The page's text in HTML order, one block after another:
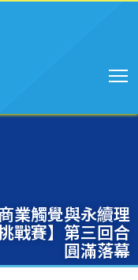
業觸覺與永續理
戰賽】第三回合
圓滿落幕